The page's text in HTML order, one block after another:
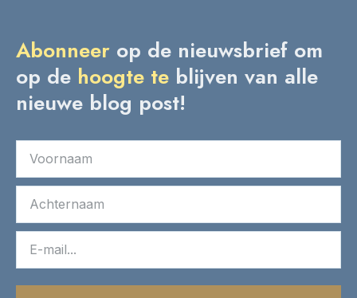
Abonneer op de nieuwsbrief om
op de hoogte te blijven van alle
nieuwe blog post!